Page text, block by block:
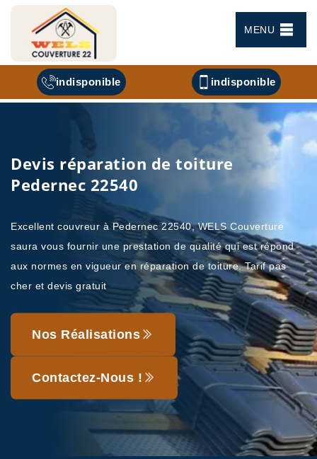
MENU
indisponible indisponible
Devis réparation de toiture
Pedernec 22540
Excellent couvreur à Pedernec 22540, WELS Couverture
saura vous fournir une prestation de qualité qui est répond
aux normes en vigueur en réparation de toiture. Tarif pas
cher et devis gratuit
Nos Réalisations
Contactez-Nous !